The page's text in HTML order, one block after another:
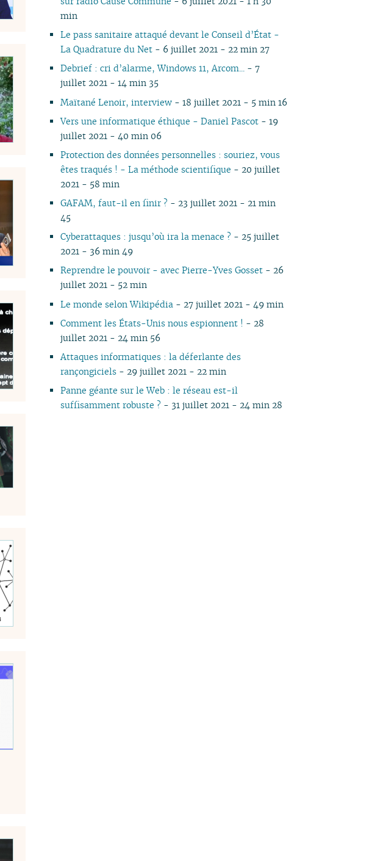
03
02
01
01
02
02
01
min
Le pass sanitaire attaqué devant le Conseil d’État -
La Quadrature du Net - 6 juillet 2021 - 22 min 27
Debrief : cri d’alarme, Windows 11, Arcom... - 7
juillet 2021 - 14 min 35
Maïtané Lenoir, interview - 18 juillet 2021 - 5 min 16
Vers une informatique éthique - Daniel Pascot - 19
juillet 2021 - 40 min 06
Protection des données personnelles : souriez, vous
êtes traqués ! - La méthode scientifique - 20 juillet
2021 - 58 min
GAFAM, faut-il en finir ? - 23 juillet 2021 - 21 min
45
Cyberattaques : jusqu’où ira la menace ? - 25 juillet
2021 - 36 min 49
Reprendre le pouvoir - avec Pierre-Yves Gosset - 26
juillet 2021 - 52 min
Le monde selon Wikipédia - 27 juillet 2021 - 49 min
Comment les États-Unis nous espionnent ! - 28
juillet 2021 - 24 min 56
Attaques informatiques : la déferlante des
rançongiciels - 29 juillet 2021 - 22 min
Panne géante sur le Web : le réseau est-il
suffisamment robuste ? - 31 juillet 2021 - 24 min 28